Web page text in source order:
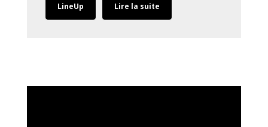
LineUp Lire la suite